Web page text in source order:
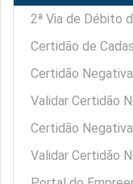
2ª Via de Débito
Certidão de
Certidão
Validar Certidão
Certidão
Validar Certidão